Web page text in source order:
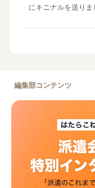
にキニナルを送りま
にキニナルを送りま
神奈川県の女性が
日本リック株式会
にキニナルを送りま
東京都の男性が
マンパワーグルー
にキニナルを送りま
東京都の女性が
編集部コンテンツ